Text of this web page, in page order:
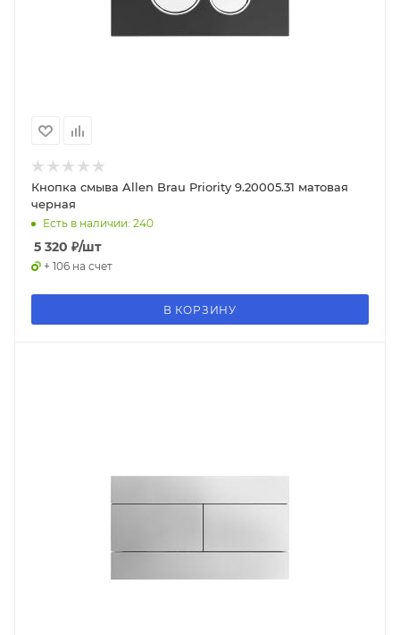
Кнопка смыва Allen Brau Priority 9.20005.31 матовая
черная
Есть в наличии: 240
5 320 ₽/шт
+ 106 на счет
В КОРЗИНУ